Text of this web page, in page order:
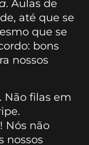
. Aulas de
até que se
que se
bons
nossos
Não filas em
Nós não
nossos